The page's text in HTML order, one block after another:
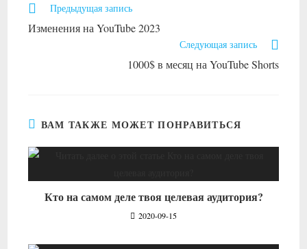
Читать
статьи
Предыдущая запись
Изменения на YouTube 2023
Следующая запись
1000$ в месяц на YouTube Shorts
ВАМ ТАКЖЕ МОЖЕТ ПОНРАВИТЬСЯ
Кто на самом деле твоя целевая аудитория?
2020-09-15